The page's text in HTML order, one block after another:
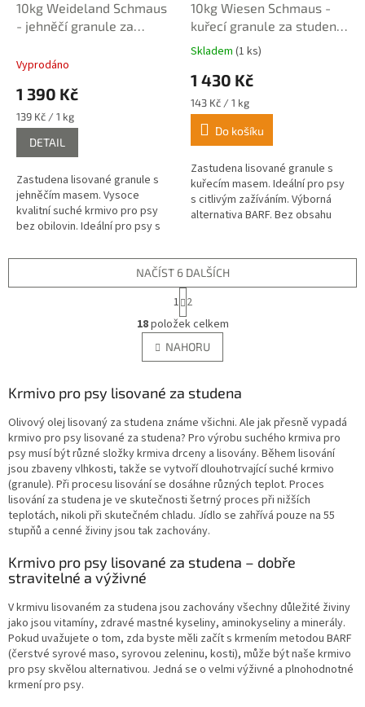
10kg Weideland Schmaus
- jehněčí granule za
Vyprodáno
1 390 Kč
Měrná
cena:
139 Kč / 1 kg
DETAIL
Zastudena lisované granule s
jehněčím masem. Vysoce
kvalitní suché krmivo pro psy
bez obilovin. Ideální pro psy s
10kg Wiesen Schmaus -
kuřecí granule za studena
lisované
Průměrné
produktu
je
5,0
5
hvězdiček.
Skladem (1 ks)
1 430 Kč
Měrná
cena:
143 Kč / 1 kg
Do košíku
Zastudena lisované granule s
kuřecím masem. Ideální pro psy
s citlivým zažíváním. Výborná
alternativa BARF. Bez obsahu
O
v
l
á
a
í
p
r
v
k
y
v
ý
i
NAČÍST 6 DALŠÍCH
t
r
á
n
k
v
n
í
1 2
18položek celkem
NAHORU
Krmivo pro psy lisované za studena
Olivový olej lisovaný za studena známe všichni. Ale jakpřesně vypadá
krmivo pro psy lisované za studena? Pro výrobu suchého krmiva pro
psy musí být různé složky krmiva drceny a lisovány. Během lisování
jsou zbaveny vlhkosti, takže se vytvoří dlouhotrvající suché krmivo
(granule). Při procesu lisování se dosáhne různých teplot. Proces
lisování za studena je ve skutečnosti šetrný proces při nižších
teplotách, nikoli při skutečném chladu. Jídlo se zahřívá pouze na 55
stupňů a cenné živiny jsou tak zachovány.
Krmivo pro psy lisované za studena – dobře
stravitelné a výživné
Vkrmivu lisovaném za studena jsou zachovány všechny důležité živiny
jako jsou vitamíny, zdravé mastné kyseliny, aminokyseliny a minerály.
Pokud uvažujete o tom, zda byste měli začít s krmením metodou BARF
(čerstvé syrové maso, syrovou zeleninu, kosti), může být naše krmivo
pro psy skvělou alternativou. Jedná se o velmi výživné a plnohodnotné
krmení pro psy.